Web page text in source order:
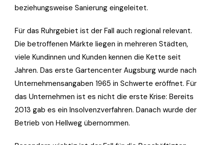
beziehungsweise Sanierung eingeleitet.
Für das Ruhrgebiet ist der Fall auch regional relevant.
Die betroffenen Märkte liegen in mehreren Städten,
viele Kundinnen und Kunden kennen die Kette seit
Jahren. Das erste Gartencenter Augsburg wurde nach
Unternehmensangaben 1965 in Schwerte eröffnet. Für
das Unternehmen ist es nicht die erste Krise: Bereits
2013 gab es ein Insolvenzverfahren. Danach wurde der
Betrieb von Hellweg übernommen.